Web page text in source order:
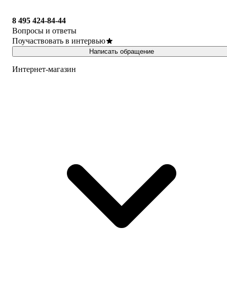
8 495 424-84-44
Вопросы и ответы
Поучаствовать в интервью
Написать обращение
Интернет-магазин